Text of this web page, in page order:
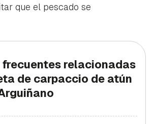
que el pescado se
frecuentes relacionadas
de carpaccio de atún